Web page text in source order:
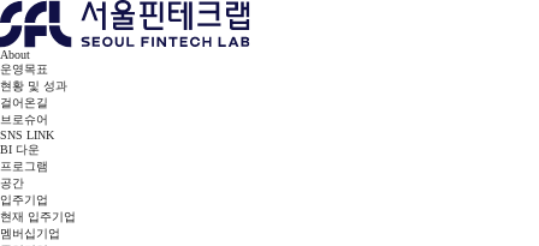
About
운영목표
현황 및 성과
걸어온길
브로슈어
SNS LINK
BI 다운
프로그램
공간
입주기업
현재 입주기업
멤버십기업